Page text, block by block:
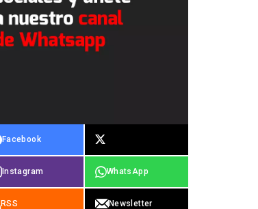
Facebook
Instagram WhatsApp
RSS Newsletter